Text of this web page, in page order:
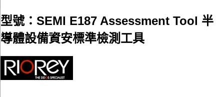
型號：SEMI E187 Assessment Tool 半
導體設備資安標準檢測工具